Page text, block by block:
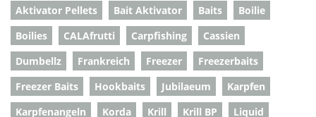
Aktivator Pellets Bait Aktivator Baits
Boilie
Boilies
CALAfrutti Carpfishing
Cassien
Dumbellz
Frankreich Freezer
Freezerbaits
Freezer Baits
Hookbaits Jubilaeum
Karpfen
Karpfenangeln
Korda Krill Krill BP
Liquid